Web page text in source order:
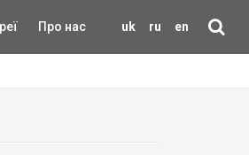
uk ru en
Про нас